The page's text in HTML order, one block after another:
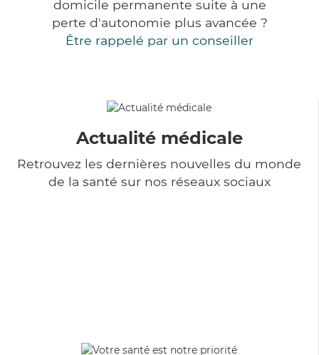
domicile permanente suite à une
perte d'autonomie plus avancée ?
Être rappelé par un conseiller
Actualité médicale
Retrouvez les dernières nouvelles du monde
de la santé sur nos réseaux sociaux